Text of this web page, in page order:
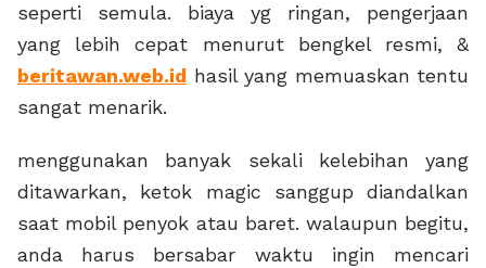
seperti semula. biaya yg ringan, pengerjaan
yang lebih cepat menurut bengkel resmi, &
beritawan.web.id hasil yang memuaskan tentu
sangat menarik.
menggunakan banyak sekali kelebihan yang
ditawarkan, ketok magic sanggup diandalkan
saat mobil penyok atau baret. walaupun begitu,
anda harus bersabar waktu ingin mencari